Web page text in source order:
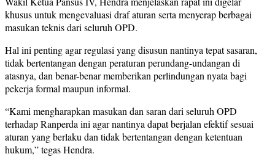
khusus untuk mengevaluasi draf aturan serta menyerap berbagai
masukan teknis dari seluruh OPD.
Hal ini penting agar regulasi yang disusun nantinya tepat sasaran,
tidak bertentangan dengan peraturan perundang-undangan di
atasnya, dan benar-benar memberikan perlindungan nyata bagi
pekerja formal maupun informal.
“Kami mengharapkan masukan dan saran dari seluruh OPD
terhadap Ranperda ini agar nantinya dapat berjalan efektif sesuai
aturan yang berlaku dan tidak bertentangan dengan ketentuan
hukum,” tegas Hendra.